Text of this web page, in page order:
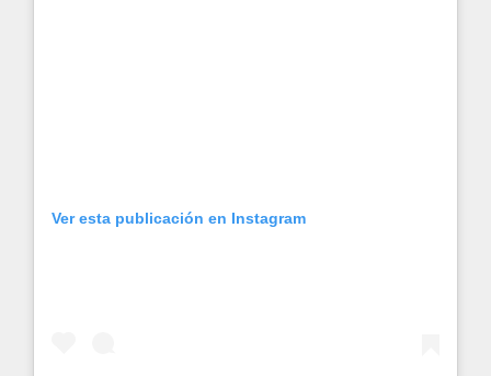
Ver esta publicación en Instagram